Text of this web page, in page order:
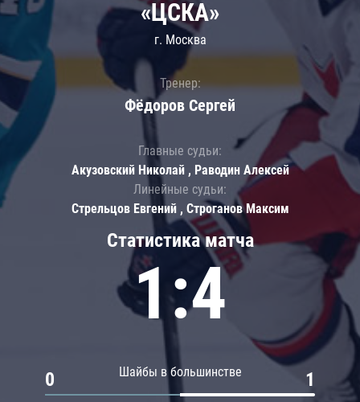
Статистика матча
1:4
Шайбы в большинстве
0 1
«ЦСКА»
г. Москва
Тренер:
Фёдоров Сергей
Главные судьи:
Акузовский Николай , Раводин Алексей
Линейные судьи:
Стрельцов Евгений , Строганов Максим